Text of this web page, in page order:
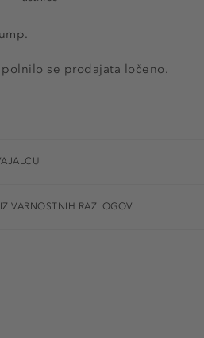
se prodajata ločeno.
VARNOSTNIH RAZLOGOV